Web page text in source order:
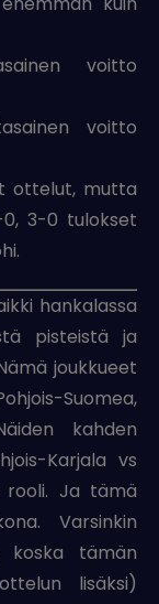
voitto
voitto
ottelut, mutta
3-0 tulokset
hankalassa
pisteistä ja
joukkueet
Suomea,
kahden
Karjala vs
Ja tämä
Varsinkin
koska tämän
lisäksi)